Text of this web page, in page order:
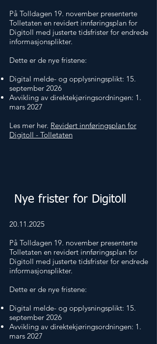
På Tolldagen 19. november presenterte
Tolletaten en revidert innføringsplan for
Digitoll med justerte tidsfrister for endrede
informasjonsplikter.
Dette er de nye fristene:
Digital melde- og opplysningsplikt: 15.
september 2026
Avvikling av direktekjøringsordningen: 1.
mars 2027
Les mer her. Revidert innføringsplan for
Digitoll - Tolletaten
Nye frister for Digitoll
20.11.2025
På Tolldagen 19. november presenterte
Tolletaten en revidert innføringsplan for
Digitoll med justerte tidsfrister for endrede
informasjonsplikter.
Dette er de nye fristene:
Digital melde- og opplysningsplikt: 15.
september 2026
Avvikling av direktekjøringsordningen: 1.
mars 2027